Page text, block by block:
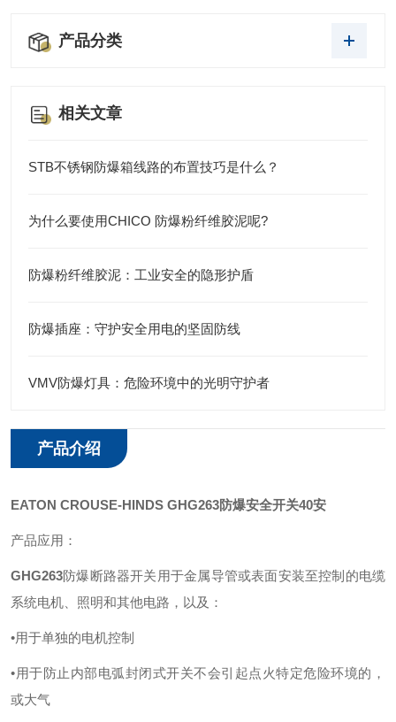
产品分类
相关文章
STB不锈钢防爆箱线路的布置技巧是什么？
为什么要使用CHICO 防爆粉纤维胶泥呢?
防爆粉纤维胶泥：工业安全的隐形护盾
防爆插座：守护安全用电的坚固防线
VMV防爆灯具：危险环境中的光明守护者
产品介绍
EATON CROUSE-HINDS GHG263防爆安全开关40安
产品应用：
GHG263防爆断路器开关用于金属导管或表面安装至控制的电缆
系统电机、照明和其他电路，以及：
•用于单独的电机控制
•用于防止内部电弧封闭式开关不会引起点火特定危险环境的，
或大气